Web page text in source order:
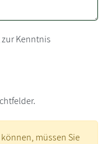
zur Kenntnis
müssen Sie